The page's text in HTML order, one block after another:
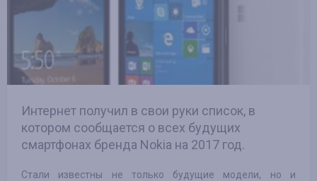
Интернет получил в свои руки список, в
котором сообщается о всех будущих
смартфонах бренда Nokia на 2017 год.
Стали известны не только будущие модели, но и